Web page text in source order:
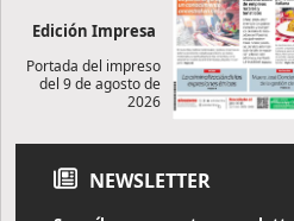
Edición Impresa
Portada del impreso
del 9 de agosto de
2026
NEWSLETTER